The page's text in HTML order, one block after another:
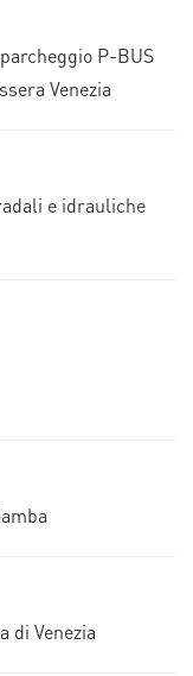
P-BUS
Venezia
e idrauliche
di Venezia